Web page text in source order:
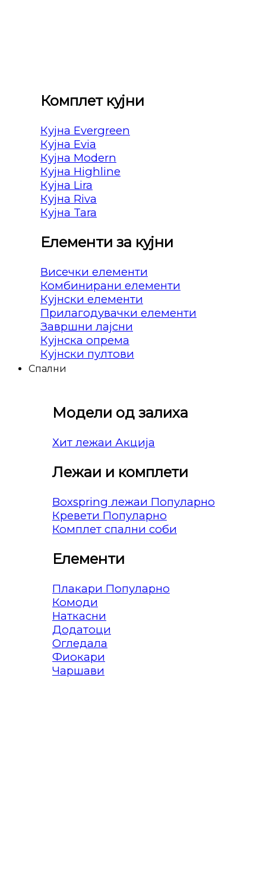
Комплет кујни
Кујна Evergreen
Кујна Evia
Кујна Modern
Кујна Highline
Кујна Lira
Кујна Riva
Кујна Tara
Елементи за кујни
Висечки елементи
Комбинирани елементи
Кујнски елементи
Прилагодувачки елементи
Завршни лајсни
Кујнска опрема
Кујнски пултови
Спални
Модели од залиха
Хит лежаи
Лежаи и комплети
Boxspring лежаи
Кревети
Комплет спални соби
Елементи
Плакари
Комоди
Наткасни
Додатоци
Огледала
Фиокари
Чаршави